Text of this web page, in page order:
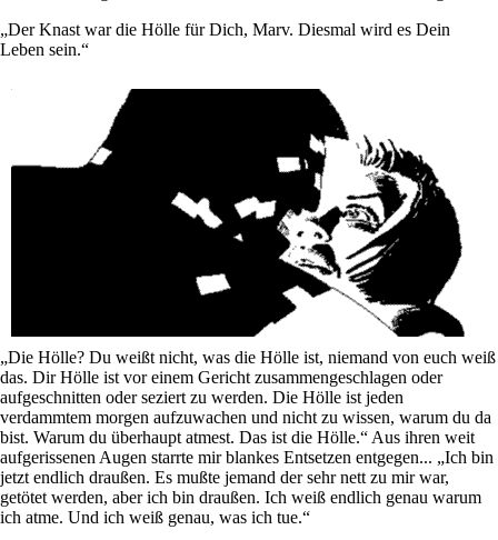
„Der Knast war die Hölle für Dich, Marv. Diesmal wird es Dein
Leben sein.“
„Die Hölle? Du weißt nicht, was die Hölle ist, niemand von euch weiß
das. Dir Hölle ist vor einem Gericht zusammengeschlagen oder
aufgeschnitten oder seziert zu werden. Die Hölle ist jeden
verdammtem morgen aufzuwachen und nicht zu wissen, warum du da
bist. Warum du überhaupt atmest. Das ist die Hölle.“ Aus ihren weit
aufgerissenen Augen starrte mir blankes Entsetzen entgegen... „Ich bin
jetzt endlich draußen. Es mußte jemand der sehr nett zu mir war,
getötet werden, aber ich bin draußen. Ich weiß endlich genau warum
ich atme. Und ich weiß genau, was ich tue.“